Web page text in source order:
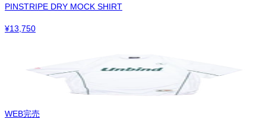
PINSTRIPE DRY MOCK SHIRT
¥13,750
WEB完売